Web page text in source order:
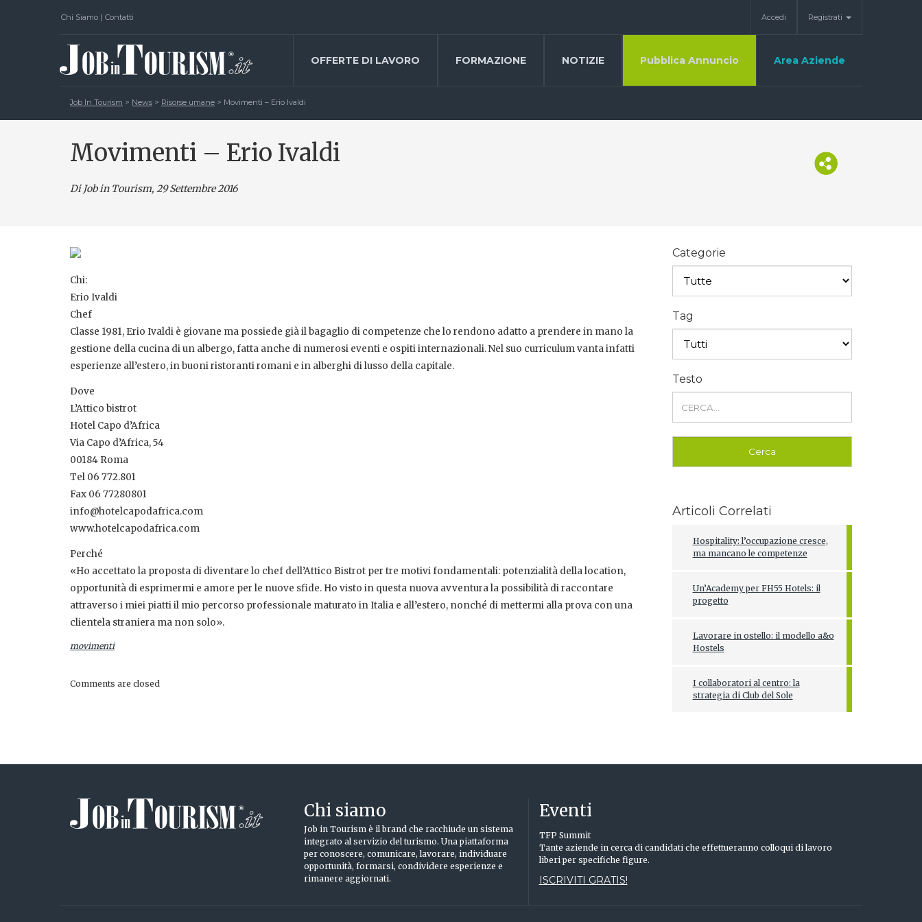
Chi Siamo | Contatti Accedi Registrati
OFFERTE DI LAVORO FORMAZIONE NOTIZIE Pubblica Annuncio Area Aziende
Job In Tourism > News > Risorse umane > Movimenti – Erio Ivaldi
Movimenti – Erio Ivaldi
Di Job in Tourism, 29 Settembre 2016
Chi:
Erio Ivaldi
Chef
Classe 1981, Erio Ivaldi è giovane ma possiede già il bagaglio di competenze che lo rendono adatto a prendere in mano la
gestione della cucina di un albergo, fatta anche di numerosi eventi e ospiti internazionali. Nel suo curriculum vanta infatti
esperienze all’estero, in buoni ristoranti romani e in alberghi di lusso della capitale.
Dove
L’Attico bistrot
Hotel Capo d’Africa
Via Capo d’Africa, 54
00184 Roma
Tel 06 772.801
Fax 06 77280801
info@hotelcapodafrica.com
www.hotelcapodafrica.com
Perché
«Ho accettato la proposta di diventare lo chef dell’Attico Bistrot per tre motivi fondamentali: potenzialità della location,
opportunità di esprimermi e amore per le nuove sfide. Ho visto in questa nuova avventura la possibilità di raccontare
attraverso i miei piatti il mio percorso professionale maturato in Italia e all’estero, nonché di mettermi alla prova con una
clientela straniera ma non solo».
movimenti
Comments are closed
Categorie
Tag
Testo
Articoli Correlati
Hospitality: l’occupazione cresce,
ma mancano le competenze
Un’Academy per FH55 Hotels: il
progetto
Lavorare in ostello: il modello a&o
Hostels
I collaboratori al centro: la
strategia di Club del Sole
Chi siamo
Job in Tourism è il brand che racchiude un sistema
integrato al servizio del turismo. Una piattaforma
per conoscere, comunicare, lavorare, individuare
opportunità, formarsi, condividere esperienze e
rimanere aggiornati.
Eventi
TFP Summit
Tante aziende in cerca di candidati che effettueranno colloqui di lavoro
liberi per specifiche figure.
ISCRIVITI GRATIS!